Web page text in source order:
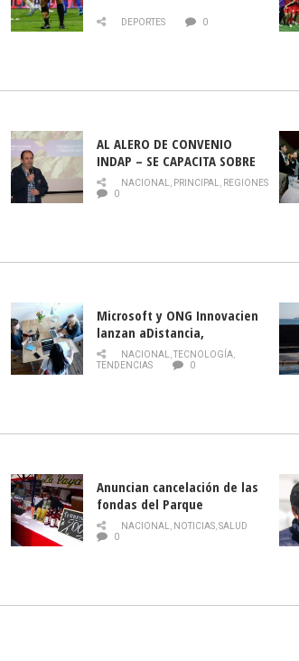
DEPORTES 0
AL ALERO DE CONVENIO
INDAP – SE CAPACITA SOBRE
PLAGA DROSOPHILA SUZUKII
NACIONAL PRINCIPAL
REGIONES
0
Microsoft y ONG Innovacien
lanzan aDistancia,
plataforma con cursos
gratuitos online sobre
NACIONAL TECNOLOGÍA,
TENDENCIAS
0
Anuncian cancelación de las
fondas del Parque
O’Higgins debido al
coronavirus
NACIONAL NOTICIAS, SALUD
0